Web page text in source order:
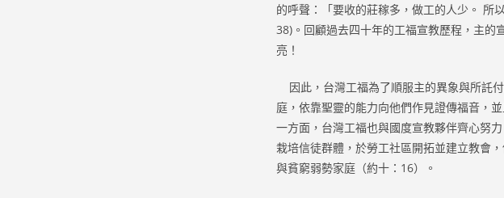
的呼聲：「要收的莊稼多，做工的人少。 所
38)。回顧過去四十年的工福宣教歷程，主的
亮！
因此，台灣工福為了順服主的異象與所託
庭，依靠聖靈的能力向他們作見證傳福音，
一方面，台灣工福也與國度宣教夥伴齊心努
栽培信徒群體，於勞工社區開拓並建立教會
與貧窮弱勢家庭（約十：16）。